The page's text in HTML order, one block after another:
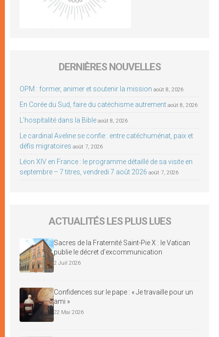
DERNIÈRES NOUVELLES
OPM : former, animer et soutenir la mission août 8, 2026
En Corée du Sud, faire du catéchisme autrement août 8, 2026
L’hospitalité dans la Bible août 8, 2026
Le cardinal Aveline se confie : entre catéchuménat, paix et
défis migratoires août 7, 2026
Léon XIV en France : le programme détaillé de sa visite en
septembre – 7 titres, vendredi 7 août 2026 août 7, 2026
ACTUALITÉS LES PLUS LUES
Sacres de la Fraternité Saint-Pie X : le Vatican
publie le décret d’excommunication
2 Juil 2026
Confidences sur le pape : « Je travaille pour un
ami »
22 Mai 2026